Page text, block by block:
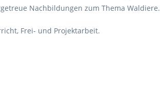
Nachbildungen zum Thema Waldiere.
Frei- und Projektarbeit.